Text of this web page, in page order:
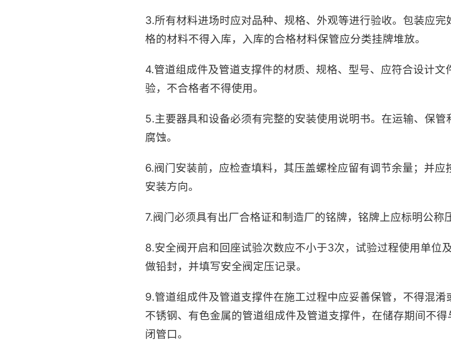
3.所有材料进场时应对品种、规格、外观等进行验收。包装应
格的材料不得入库，入库的合格材料保管应分类挂牌堆放。
4.管道组成件及管道支撑件的材质、规格、型号、应符合设计
验，不合格者不得使用。
5.主要器具和设备必须有完整的安装使用说明书。在运输、保
腐蚀。
6.阀门安装前，应检查填料，其压盖螺栓应留有调节余量；并
安装方向。
7.阀门必须具有出厂合格证和制造厂的铭牌，铭牌上应标明公称
8.安全阀开启和回座试验次数应不小于3次，试验过程使用单位
做铅封，并填写安全阀定压记录。
9.管道组成件及管道支撑件在施工过程中应妥善保管，不得混
不锈钢、有色金属的管道组成件及管道支撑件，在储存期间不
闭管口。